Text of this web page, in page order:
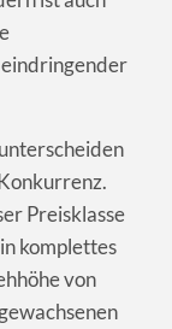
Preisklasse
komplettes
von